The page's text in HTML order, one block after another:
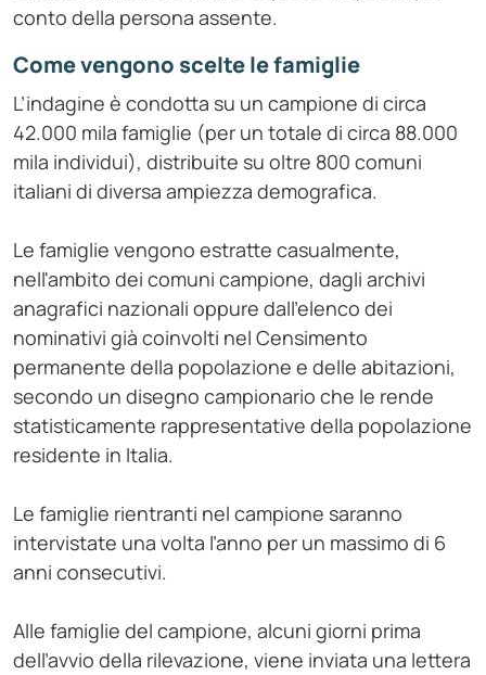
conto della persona assente.
Come vengono scelte le famiglie
L’indagine è condotta su un campione di circa
42.000 mila famiglie (per un totale di circa 88.000
mila individui), distribuite su oltre 800 comuni
italiani di diversa ampiezza demografica.
Le famiglie vengono estratte casualmente,
nell'ambito dei comuni campione, dagli archivi
anagrafici nazionali oppure dall'elenco dei
nominativi già coinvolti nel Censimento
permanente della popolazione e delle abitazioni,
secondo un disegno campionario che le rende
statisticamente rappresentative della popolazione
residente in Italia.
Le famiglie rientranti nel campione saranno
intervistate una volta l’anno per un massimo di 6
anni consecutivi.
Alle famiglie del campione, alcuni giorni prima
dell’avvio della rilevazione, viene inviata una lettera